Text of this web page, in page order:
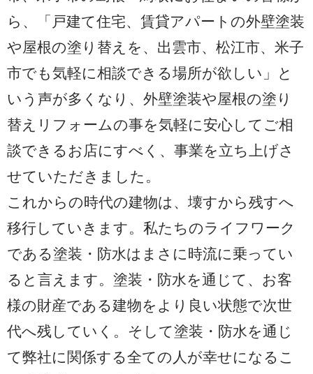
ら、「戸建て住宅、賃貸アパートの外壁塗装
や屋根の塗り替えを、出雲市、松江市、米子
市でも気軽に相談できる場所が欲しい」と
いう声が多くなり、外壁塗装や屋根の塗り
替えリフォームの事を気軽に安心してご相
談できるお店にすべく、事業を立ち上げさ
せていただきました。
これからの時代の建物は、壊すから残すへ
移行していきます。私たちのライフワーク
である塗装・防水はまさに時流に乗ってい
ると言えます。塗装・防水を通じて、お客
様の財産である建物をより良い状態で次世
代へ残していく。そして塗装・防水を通じ
て弊社に関係する全ての人が幸せになるこ